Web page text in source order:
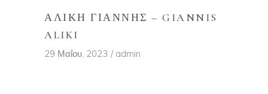
ΑΛΊΚΗ ΓΙΆΝΝΗΣ – GIANNIS
ALIKI
29 Μαΐου, 2023 admin